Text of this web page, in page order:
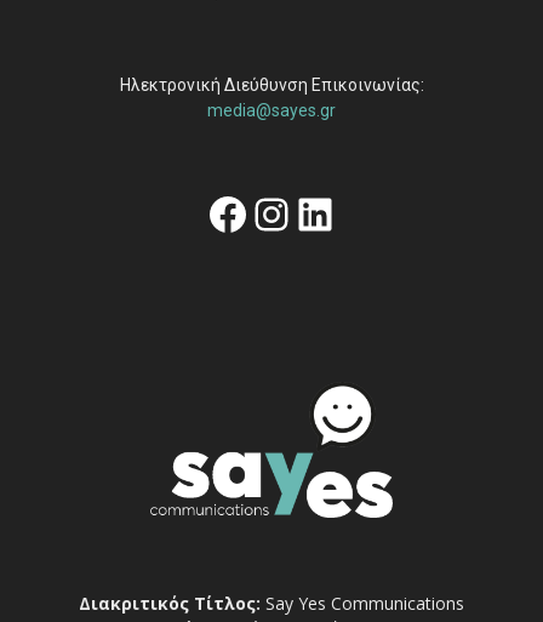
Ηλεκτρονική Διεύθυνση Επικοινωνίας:
media@sayes.gr
Facebook
Instagram
Linkedin
Διακριτικός Τίτλος: Say Yes Communications